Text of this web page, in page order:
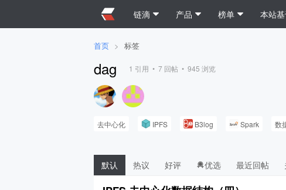
链滴 产品 榜单 本站
首页 > 标签
dag 1 引用 • 7 回帖 • 945 浏览
去中心化 IPFS B3log Spark 数
默认 热议 好评 优选 最近回帖